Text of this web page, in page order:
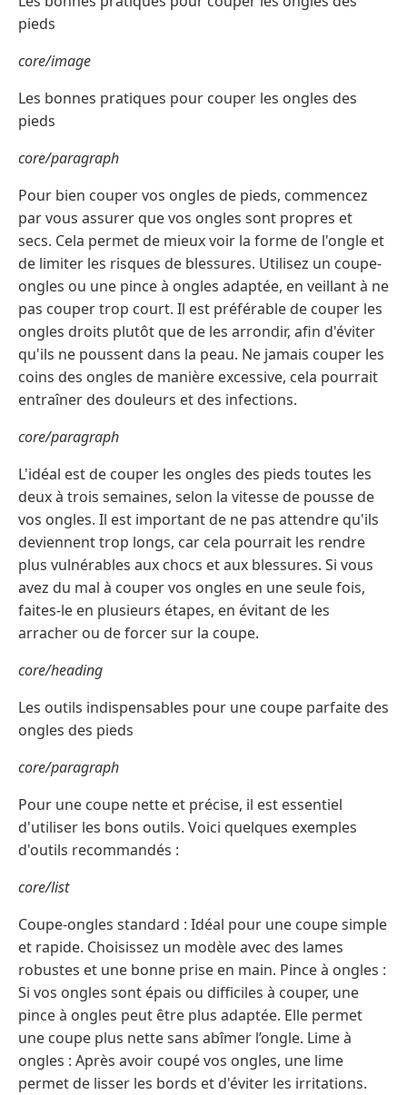
pieds
core/image
Les bonnes pratiques pour couper les ongles des
pieds
core/paragraph
Pour bien couper vos ongles de pieds, commencez
par vous assurer que vos ongles sont propres et
secs. Cela permet de mieux voir la forme de l'ongle et
de limiter les risques de blessures. Utilisez un coupe-
ongles ou une pince à ongles adaptée, en veillant à ne
pas couper trop court. Il est préférable de couper les
ongles droits plutôt que de les arrondir, afin d'éviter
qu'ils ne poussent dans la peau. Ne jamais couper les
coins des ongles de manière excessive, cela pourrait
entraîner des douleurs et des infections.
core/paragraph
L'idéal est de couper les ongles des pieds toutes les
deux à trois semaines, selon la vitesse de pousse de
vos ongles. Il est important de ne pas attendre qu'ils
deviennent trop longs, car cela pourrait les rendre
plus vulnérables aux chocs et aux blessures. Si vous
avez du mal à couper vos ongles en une seule fois,
faites-le en plusieurs étapes, en évitant de les
arracher ou de forcer sur la coupe.
core/heading
Les outils indispensables pour une coupe parfaite des
ongles des pieds
core/paragraph
Pour une coupe nette et précise, il est essentiel
d'utiliser les bons outils. Voici quelques exemples
d'outils recommandés :
core/list
Coupe-ongles standard : Idéal pour une coupe simple
et rapide. Choisissez un modèle avec des lames
robustes et une bonne prise en main. Pince à ongles :
Si vos ongles sont épais ou difficiles à couper, une
pince à ongles peut être plus adaptée. Elle permet
une coupe plus nette sans abîmer l’ongle. Lime à
ongles : Après avoir coupé vos ongles, une lime
permet de lisser les bords et d'éviter les irritations.